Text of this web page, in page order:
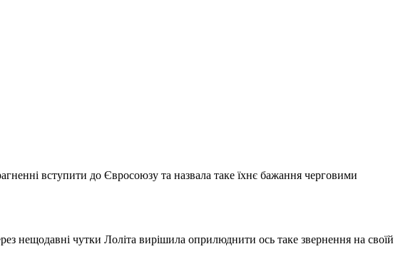
вступити до Євросоюзу та назвала таке їхнє бажання черговими
нещодавні чутки Лоліта вирішила оприлюднити ось таке звернення на своїй